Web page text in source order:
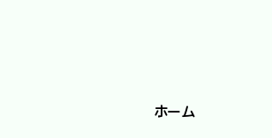
ホーム